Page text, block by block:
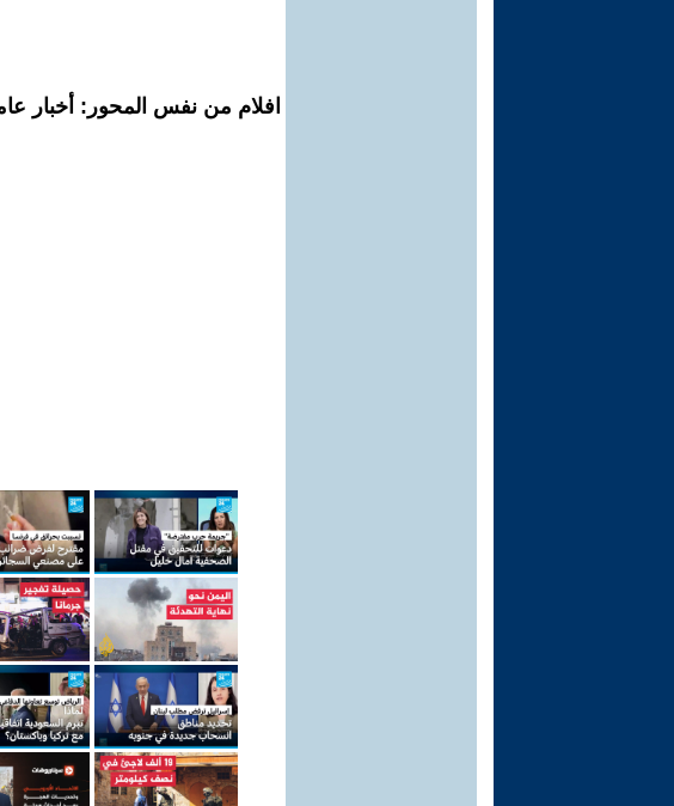
افلام من نفس المحور: أخبار